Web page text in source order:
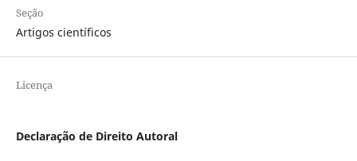
Seção
Artigos científicos
Licença
Declaração de Direito Autoral